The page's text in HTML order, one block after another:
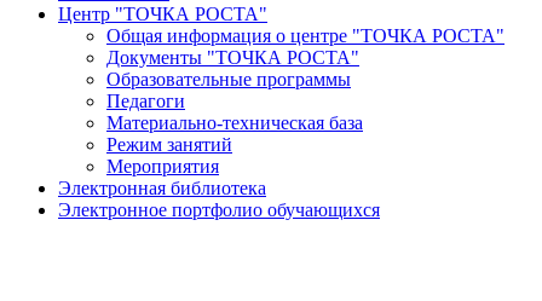
Центр "ТОЧКА РОСТА"
Общая информация о центре "ТОЧКА РОСТА"
Документы "ТОЧКА РОСТА"
Образовательные программы
Педагоги
Материально-техническая база
Режим занятий
Мероприятия
Электронная библиотека
Электронное портфолио обучающихся